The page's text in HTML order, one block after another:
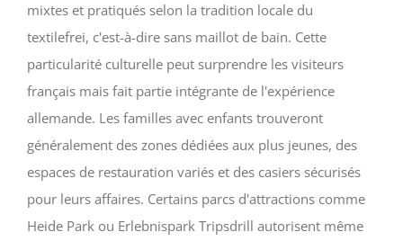
mixtes et pratiqués selon la tradition locale du
textilefrei, c'est-à-dire sans maillot de bain. Cette
particularité culturelle peut surprendre les visiteurs
français mais fait partie intégrante de l'expérience
allemande. Les familles avec enfants trouveront
généralement des zones dédiées aux plus jeunes, des
espaces de restauration variés et des casiers sécurisés
pour leurs affaires. Certains parcs d'attractions comme
Heide Park ou Erlebnispark Tripsdrill autorisent même